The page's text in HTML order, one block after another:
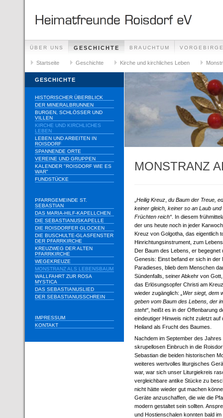
ÜBER UNS GESCHICHTE BRAUCHTUM
Startseite Geschichte Kirche und kirchliches Leben
GESCHICHTE
HISTORISCHER ÜBERBLICK
DER MINERALBRUNNEN
BURGEN, SCHLÖSSER UND
VILLEN
KIRCHE UND KIRCHLICHES
LEBEN
LEBEN UND ARBEITEN IN
ROISDORF
SPANNENDE ORTE
VEREINE UND GRUPPEN
KALENDER "ROISDORF WIE ES
WAR"
FUNDSTÜCKE
PFARRGEMEINDE ST.
SEBASTIAN
DAS MARIA-HILF-KAPELLCHEN
DIE SEBASTIANUSKAPELLE
DIE ROISDORFER GLOCKEN
DIE BUSCHULTE-GLASFENSTER
DER PFARRKIRCHE
KREUZWEG DER ALTEN
PFARRKIRCHE
WEGEKREUZE
MONSTRANZ ALS LEBENSBAUM
WALLFAHRT ZUR ROSA
MYSTICA
DAS SEBASTIANUSLIED
DER SEBASTIANUSSCHREIN
IMPRESSUM
KONTAKT
MONSTRANZ
Heilig Kreuz du Baum der Treue,
keiner gleich, keiner so an Laub
Früchten reich“ . In diesem
der uns heute noch in jeder
Kreuz von Golgotha, das eigentlich
Hinrichtungsinstrument, zum
Der Baum des Lebens, er begegnet
Genesis: Einst befand er sich in der
Paradieses, blieb dem Menschen
Sündenfalls, seiner Abkehr von
das Erlösungsopfer Christi am
wieder zugänglich:
„Wer siegt,
geben vom Baum des Lebens, der
steht“ , heißt es in der Offenbarung
eindeutiger Hinweis nicht zuletzt auf
Heiland als Frucht des Baumes.
Nachdem im September des Jahres
skrupellosen Einbruch in die
Sebastian die beiden historischen
weiteres wertvolles liturgisches
war, war sich unser Liturgiekreis
vergleichbare antike Stücke zu
nicht hätte wieder gut machen
Geräte anzuschaffen, die wie die
modern gestaltet sein sollten.
und Hostienschalen konnten bald